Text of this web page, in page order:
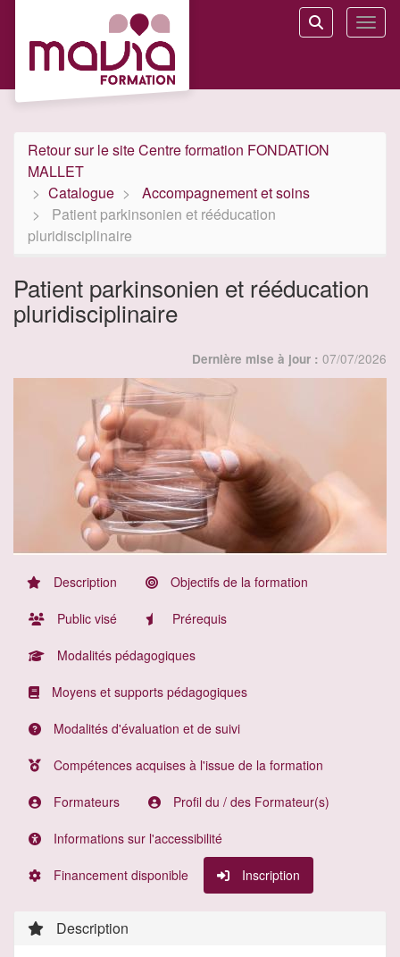
Aller au menu principal
Aller au contenu principal
Personnaliser l'interface
Rechercher
Retour sur le site Centre formation FONDATION
MALLET
Catalogue
Accompagnement et soins
Patient parkinsonien et rééducation
pluridisciplinaire
Patient parkinsonien et rééducation
pluridisciplinaire
Dernière mise à jour : 07/07/2026
Description Objectifs de la formation
Public visé Prérequis
Modalités pédagogiques
Moyens et supports pédagogiques
Modalités d'évaluation et de suivi
Compétences acquises à l'issue de la formation
Formateurs Profil du / des Formateur(s)
Informations sur l'accessibilité
Financement disponible Inscription
Description